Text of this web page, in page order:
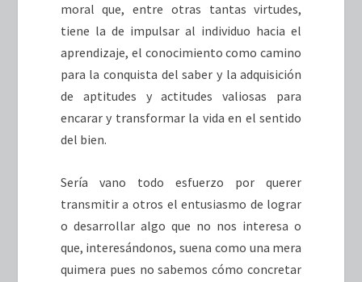
moral que, entre otras tantas virtudes,
tiene la de impulsar al individuo hacia el
aprendizaje, el conocimiento como camino
para la conquista del saber y la adquisición
de aptitudes y actitudes valiosas para
encarar y transformar la vida en el sentido
del bien.
Sería vano todo esfuerzo por querer
transmitir a otros el entusiasmo de lograr
o desarrollar algo que no nos interesa o
que, interesándonos, suena como una mera
quimera pues no sabemos cómo concretar